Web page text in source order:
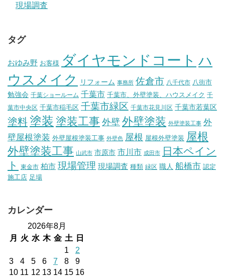
現場調査
タグ
おゆみ野 お客様 ダイヤモンドコート ハ
ウスメイク
リフォーム 事務所 佐倉市 八千代市 八街市
勉強会 千葉ショールーム 千葉市 千葉市、外壁塗装、ハウスメイク 千
葉市中央区 千葉市稲毛区 千葉市緑区 千葉市花見川区 千葉市若葉区
塗料塗装 塗装工事 外壁 外壁塗装 外壁塗装工事 外
壁屋根塗装 外壁屋根塗装工事 外壁色 屋根 屋根外壁塗装 屋根
外壁塗装工事 山武市 市原市 市川市 成田市
日本ペイン
ト
東金市 柏市 現場管理 現場調査 種類 緑区 職人 船橋市 認定
施工店 足場
カレンダー
2026年8月
月
火 水 木 金 土
日
1
2
3
4 5 6 7 8
9
10 11 12 13 14 15 16